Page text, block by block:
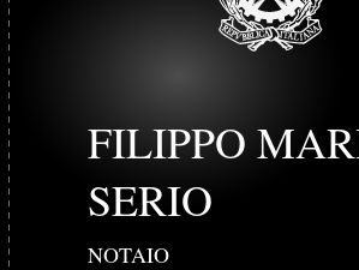
FILIPPO
SERIO
NOTAIO